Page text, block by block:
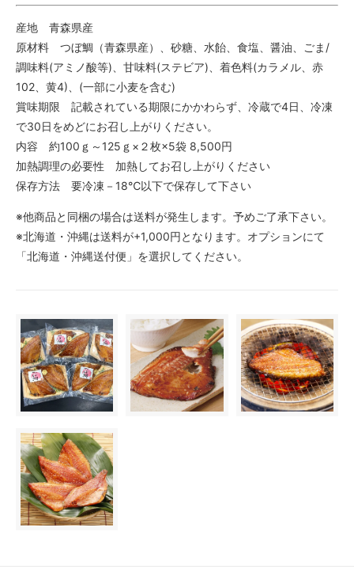
産地 青森県産
原材料 つぼ鯛（青森県産）、砂糖、水飴、食塩、醤油、ごま/
調味料(アミノ酸等)、甘味料(ステビア)、着色料(カラメル、赤
102、黄4)、(一部に小麦を含む)
賞味期限 記載されている期限にかかわらず、冷蔵で4日、冷凍
で30日をめどにお召し上がりください。
内容 約100ｇ～125ｇ×２枚×5袋 8,500円
加熱調理の必要性 加熱してお召し上がりください
保存方法 要冷凍－18℃以下で保存して下さい
※他商品と同梱の場合は送料が発生します。予めご了承下さい。
※北海道・沖縄は送料が+1,000円となります。オプションにて
「北海道・沖縄送付便」を選択してください。